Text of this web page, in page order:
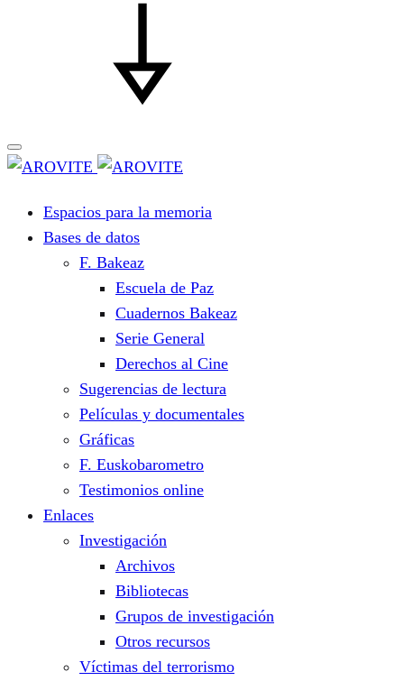
Espacios para la memoria
Bases de datos
F. Bakeaz
Escuela de Paz
Cuadernos Bakeaz
Serie General
Derechos al Cine
Sugerencias de lectura
Películas y documentales
Gráficas
F. Euskobarometro
Testimonios online
Enlaces
Investigación
Archivos
Bibliotecas
Grupos de investigación
Otros recursos
Víctimas del terrorismo